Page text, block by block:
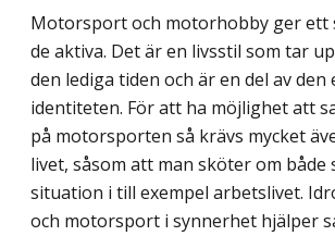
Motorsport och motorhobby ger
de aktiva. Det är en livsstil som tar
den lediga tiden och är en del av den
identiteten. För att ha möjlighet att
på motorsporten så krävs mycket
livet, såsom att man sköter om både
situation i till exempel arbetslivet.
och motorsport i synnerhet hjälper